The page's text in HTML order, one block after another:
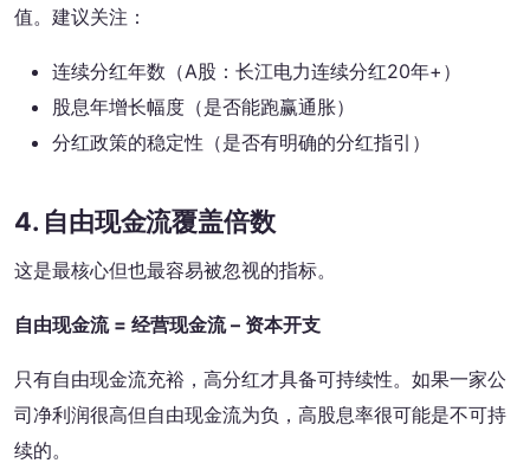
值。建议关注：
连续分红年数（A股：长江电力连续分红20年+）
股息年增长幅度（是否能跑赢通胀）
分红政策的稳定性（是否有明确的分红指引）
4. 自由现金流覆盖倍数
这是最核心但也最容易被忽视的指标。
自由现金流 = 经营现金流 – 资本开支
只有自由现金流充裕，高分红才具备可持续性。如果一家公
司净利润很高但自由现金流为负，高股息率很可能是不可持
续的。